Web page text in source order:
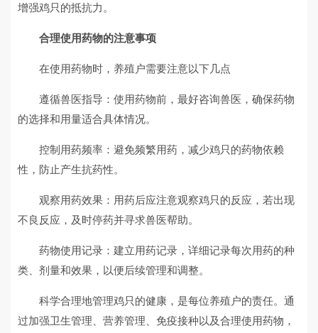
增强鸡只的抵抗力。
合理使用药物的注意事项
在使用药物时，养殖户需要注意以下几点
遵循兽医指导：使用药物前，最好咨询兽医，确保药物
的选择和用量适合具体情况。
控制用药频率：避免频繁用药，减少鸡只的药物依赖
性，防止产生抗药性。
观察用药效果：用药后应注意观察鸡只的反应，若出现
不良反应，及时停药并寻求兽医帮助。
药物使用记录：建立用药记录，详细记录每次用药的种
类、剂量和效果，以便后续管理和调整。
科学合理地管理鸡只的健康，是每位养殖户的责任。通
过加强卫生管理、营养管理、免疫接种以及合理使用药物，